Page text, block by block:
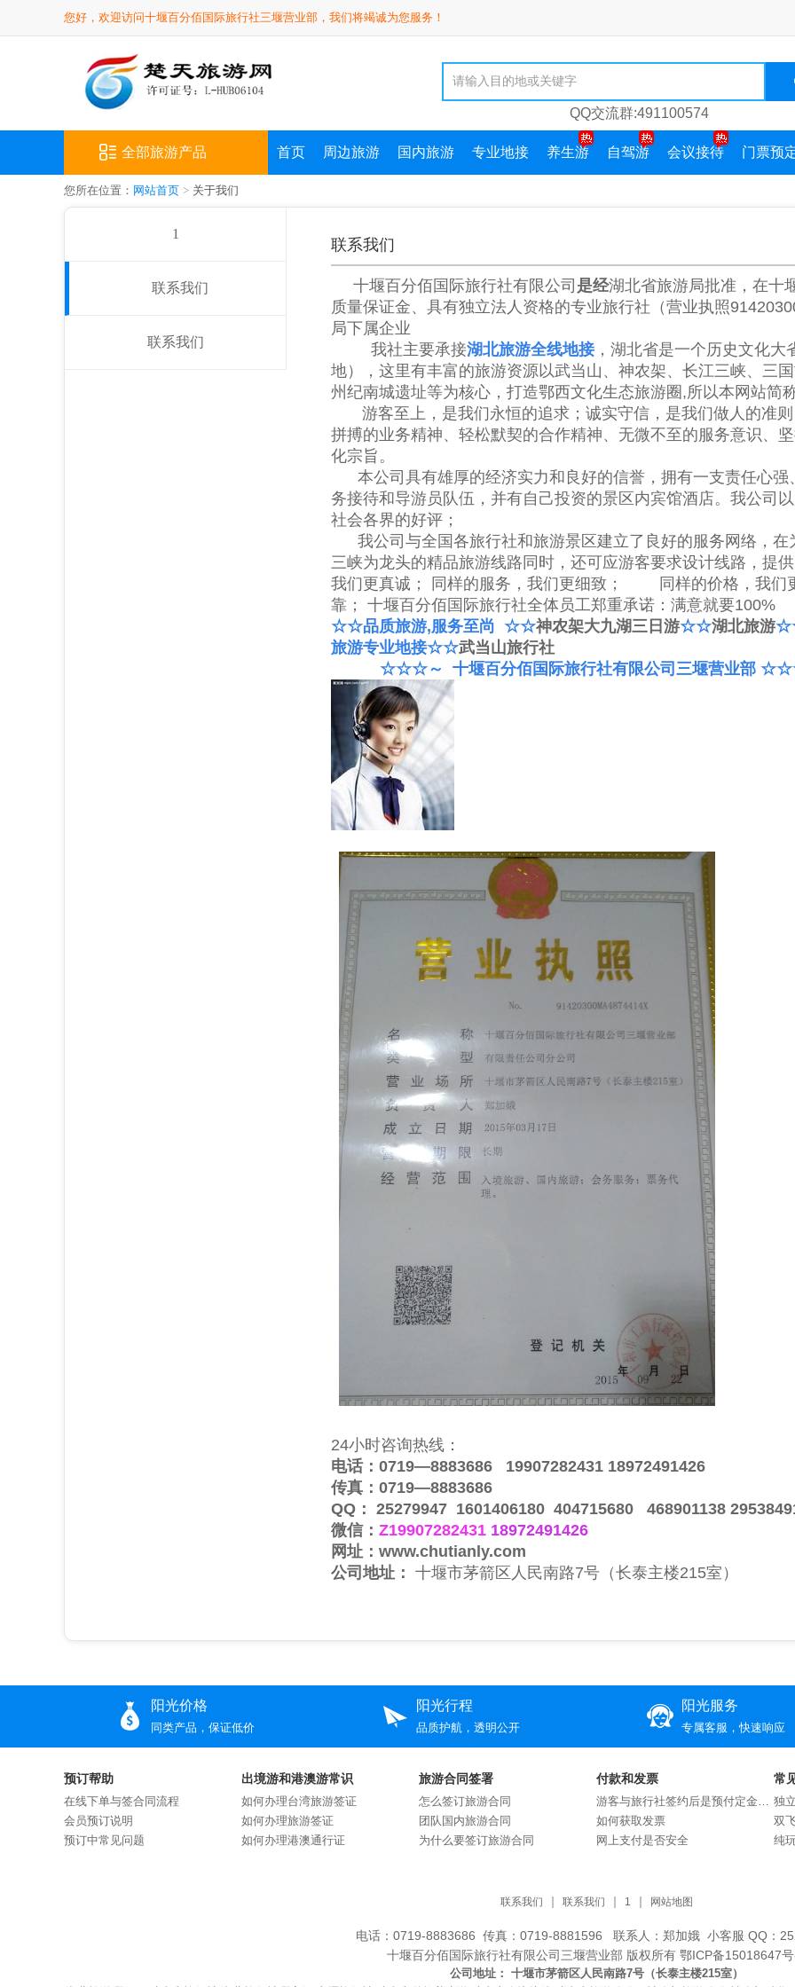
您好，欢迎访问十堰百分佰国际旅行社三堰营业部，我们将竭诚为您服务！
QQ交流群:491100574
全部旅游产品 首页 周边旅游 国内旅游 专业地接 养生游 自驾游 会议接待 门票预
您所在位置： 网站首页 > 关于我们
1
联系我们
联系我们
联系我们
十堰百分佰国际旅行社有限公司 是经湖北省旅游局批准，在十
质量保证金、具有独立法人资格的专业旅行社（营业执照
局下属企业
我社主要承接湖北旅游全线地接，湖北省是一个历史文化大
地），这里有丰富的旅游资源以武当山、神农架、长江三峡、三
州纪南城遗址等为核心，打造鄂西文化生态旅游圈,所以本网站简
游客至上，是我们永恒的追求；诚实守信，是我们做人的准则
拼搏的业务精神、轻松默契的合作精神、无微不至的服务意识、
化宗旨。
本公司具有雄厚的经济实力和良好的信誉，拥有一支责任心强
务接待和导游员队伍，并有自己投资的景区内宾馆酒店。我公司
社会各界的好评；
我公司与全国各旅行社和旅游景区建立了良好的服务网络，在
三峡为龙头的精品旅游线路同时，还可应游客要求设计线路，提
我们更真诚； 同样的服务，我们更细致； 同样的价格，我们
靠； 十堰百分佰国际旅行社全体员工郑重承诺：满意就要100%
☆☆品质旅游,服务至尚 ☆☆神农架大九湖三日游☆☆湖北旅游
旅游专业地接☆☆武当山旅行社
☆☆☆～ 十堰百分佰国际旅行社有限公司三堰营业部
24小时咨询热线：
电话：0719—8883686 19907282431 18972491426
传真：0719—8883686
QQ： 25279947 1601406180 404715680 468901138
微信： Z19907282431 18972491426
网址： www.chutianly.com
公司地址： 十堰市茅箭区人民南路7号（长泰主楼215室）
阳光价格
同类产品，保证低价
阳光行程
品质护航，透明公开
阳光服务
专属客服，快速响应
预订帮助
在线下单与签合同流程
会员预订说明
预订中常见问题
出境游和港澳游常识
如何办理台湾旅游签证
如何办理旅游签证
如何办理港澳通行证
旅游合同签署
怎么签订旅游合同
团队国内旅游合同
为什么要签订旅游合同
付款和发票
游客与旅行社签约后是预付定金还是交付全款？
如何获取发票
网上支付是否安全
常
独
双
纯
联系我们 联系我们 1 网站地图
电话：0719-8883686 传真：0719-8881596 联系人：郑加娥 小客服 QQ：
十堰百分佰国际旅行社有限公司三堰营业部 版权所有 鄂ICP备15018647
公司地址： 十堰市茅箭区人民南路7号（长泰主楼215室）